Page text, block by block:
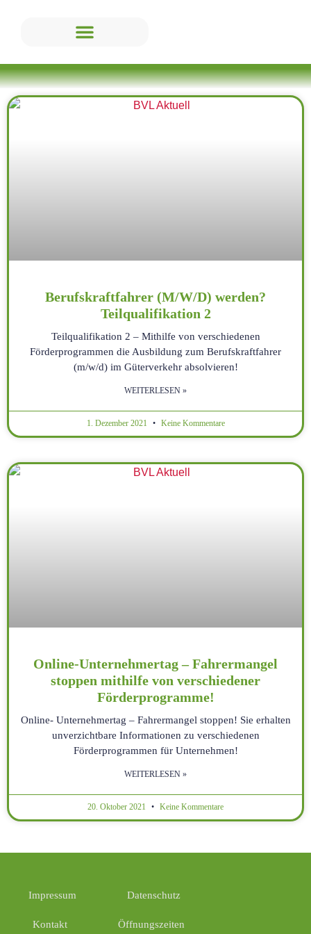
Berufskraftfahrer (M/W/D) werden?
Teilqualifikation 2
Teilqualifikation 2 – Mithilfe von verschiedenen
Förderprogrammen die Ausbildung zum Berufskraftfahrer
(m/w/d) im Güterverkehr absolvieren!
WEITERLESEN »
1. Dezember 2021 Keine Kommentare
Online-Unternehmertag – Fahrermangel
stoppen mithilfe von verschiedener
Förderprogramme!
Online- Unternehmertag – Fahrermangel stoppen! Sie erhalten
unverzichtbare Informationen zu verschiedenen
Förderprogrammen für Unternehmen!
WEITERLESEN »
20. Oktober 2021 Keine Kommentare
Impressum Datenschutz
Kontakt Öffnungszeiten